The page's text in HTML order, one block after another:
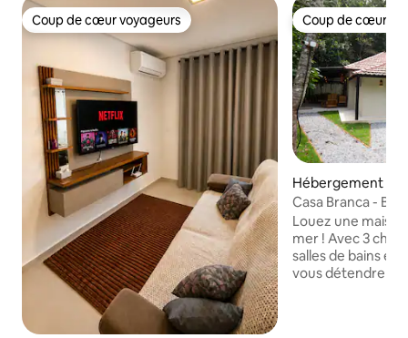
Coup de cœur voyageurs
Coup de cœur voyageurs Coup de cœur
Coup de cœur
Hébergement ⋅
Casa Branca -
Branca
Louez une
mer ! Avec 3
salles de bains et
vous détendre en